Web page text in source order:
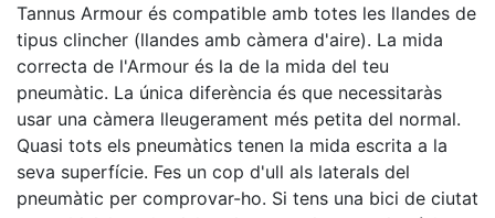
Tannus Armour és compatible amb totes les llandes de
tipus clincher (llandes amb càmera d'aire). La mida
correcta de l'Armour és la de la mida del teu
pneumàtic. La única diferència és que necessitaràs
usar una càmera lleugerament més petita del normal.
Quasi tots els pneumàtics tenen la mida escrita a la
seva superfície. Fes un cop d'ull als laterals del
pneumàtic per comprovar-ho. Si tens una bici de ciutat